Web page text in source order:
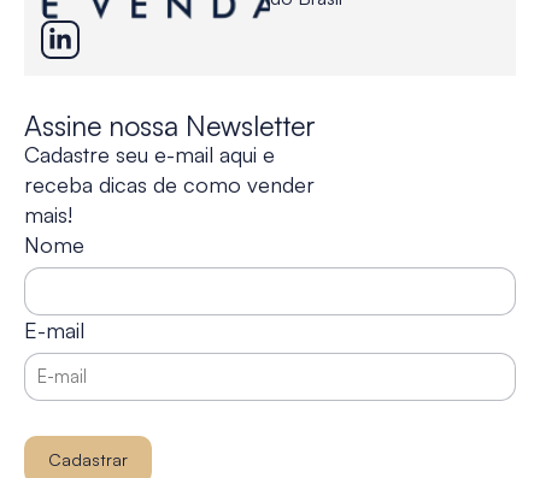
Assine nossa Newsletter
Cadastre seu e-mail aqui e
receba dicas de como vender
mais!
Nome
E-mail
Cadastrar